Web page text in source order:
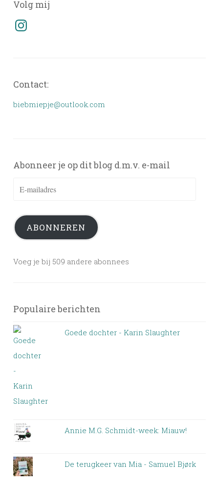
Volg mij
Instagram
Contact:
biebmiepje@outlook.com
Abonneer je op dit blog d.m.v. e-mail
ABONNEREN
Voeg je bij 509 andere abonnees
Populaire berichten
Goede dochter - Karin Slaughter
Annie M.G. Schmidt-week: Miauw!
De terugkeer van Mia - Samuel Bjørk